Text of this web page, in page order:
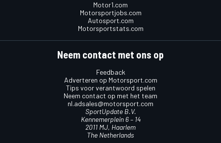
Motor1.com
Motorsportjobs.com
Autosport.com
Motorsportstats.com
Neem contact met ons op
Feedback
Adverteren op Motorsport.com
Tips voor verantwoord spelen
Neem contact op met het team
nl.adsales@motorsport.com
SportUpdate B.V.
Kennemerplein 6 – 14
2011 MJ, Haarlem
The Netherlands